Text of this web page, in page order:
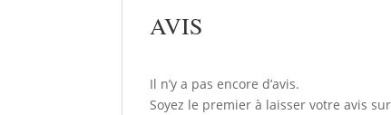
AVIS
Il n’y a pas encore d’avis.
Soyez le premier à laisser votre avis sur